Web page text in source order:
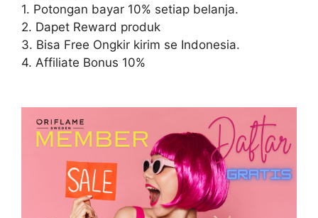
1. Potongan bayar 10% setiap belanja.
2. Dapet Reward produk
3. Bisa Free Ongkir kirim se Indonesia.
4. Affiliate Bonus 10%